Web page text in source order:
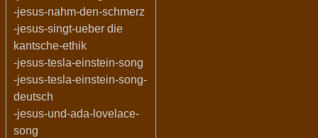
-jesus-nahm-den-schmerz
-jesus-singt-ueber die
kantsche-ethik
-jesus-tesla-einstein-song
-jesus-tesla-einstein-song-
deutsch
-jesus-und-ada-lovelace-
song